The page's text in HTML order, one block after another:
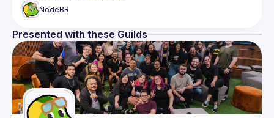
NodeBR
Presented with these Guilds